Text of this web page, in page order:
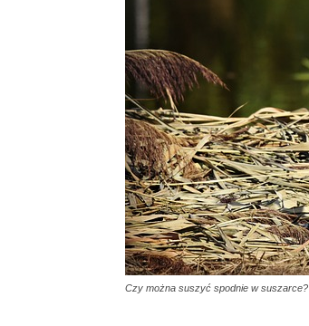
Czy można suszyć spodnie w suszarce?